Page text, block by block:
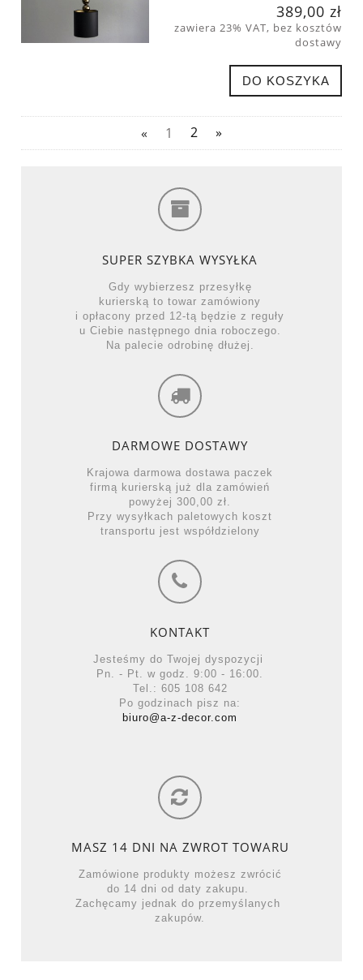
389,00 zł
zawiera 23% VAT, bez kosztów
dostawy
DO KOSZYKA
« 1 2 »
SUPER SZYBKA WYSYŁKA
Gdy wybierzesz przesyłkę
kurierską to towar zamówiony
i opłacony przed 12-tą będzie z reguły
u Ciebie następnego dnia roboczego.
Na palecie odrobinę dłużej.
DARMOWE DOSTAWY
Krajowa darmowa dostawa paczek
firmą kurierską już dla zamówień
powyżej 300,00 zł.
Przy wysyłkach paletowych koszt
transportu jest współdzielony
KONTAKT
Jesteśmy do Twojej dyspozycji
Pn. - Pt. w godz. 9:00 - 16:00.
Tel.: 605 108 642
Po godzinach pisz na:
biuro@a-z-decor.com
MASZ 14 DNI NA ZWROT TOWARU
Zamówione produkty możesz zwrócić
do 14 dni od daty zakupu.
Zachęcamy jednak do przemyślanych
zakupów.